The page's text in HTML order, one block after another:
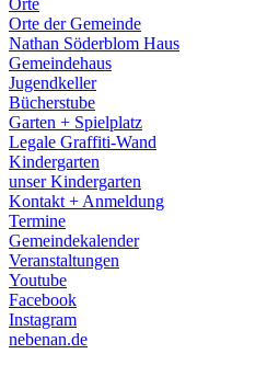
Orte
Orte der Gemeinde
Nathan Söderblom Haus
Gemeindehaus
Jugendkeller
Bücherstube
Garten + Spielplatz
Legale Graffiti-Wand
Kindergarten
unser Kindergarten
Kontakt + Anmeldung
Termine
Gemeindekalender
Veranstaltungen
Youtube
Facebook
Instagram
nebenan.de